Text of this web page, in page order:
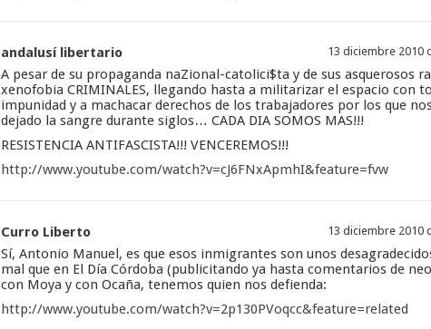
andalusí libertario 13 diciembre 2010
A pesar de su propaganda naZional-catolici$ta y de sus asquerosos
xenofobia CRIMINALES, llegando hasta a militarizar el espacio con
impunidad y a machacar derechos de los trabajadores por los que
dejado la sangre durante siglos… CADA DIA SOMOS MAS!!!
RESISTENCIA ANTIFASCISTA!!! VENCEREMOS!!!
http://www.youtube.com/watch?v=cJ6FNxApmhI&feature=fvw
Curro Liberto 13 diciembre 2010
Sí, Antonio Manuel, es que esos inmigrantes son unos
mal que en El Día Córdoba (publicitando ya hasta comentarios de
con Moya y con Ocaña, tenemos quien nos defienda:
http://www.youtube.com/watch?v=2p130PVoqcc&feature=related